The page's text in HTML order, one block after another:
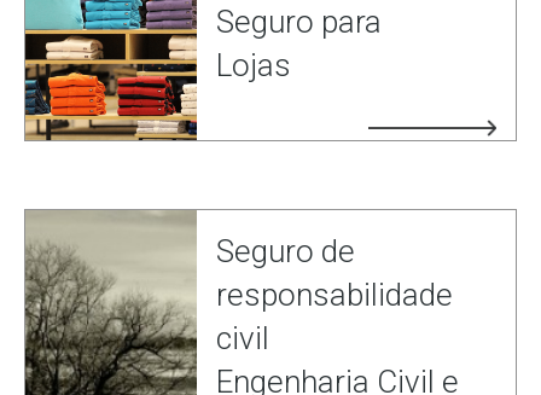
Seguro para
Lojas
Seguro de
responsabilidade
civil
Engenharia Civil e